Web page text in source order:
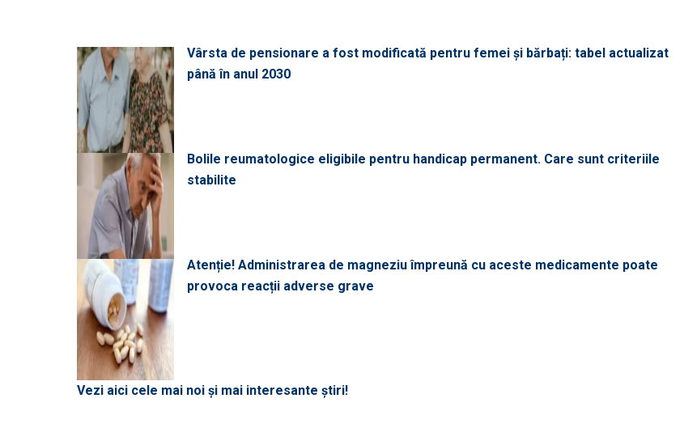
Vârsta de pensionare a fost modificată pentru femei și bărbați: tabel actualizat
până în anul 2030
Bolile reumatologice eligibile pentru handicap permanent. Care sunt criteriile
stabilite
Atenție! Administrarea de magneziu împreună cu aceste medicamente poate
provoca reacții adverse grave
Vezi aici cele mai noi și mai interesante știri!